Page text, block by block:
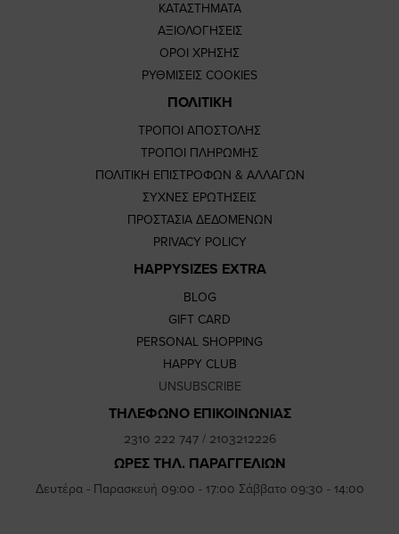
ΚΑΤΑΣΤΗΜΑΤΑ
ΑΞΙΟΛΟΓΗΣΕΙΣ
ΟΡΟΙ ΧΡΗΣΗΣ
ΡΥΘΜΙΣΕΙΣ COOKIES
ΠΟΛΙΤΙΚΗ
ΤΡΟΠΟΙ ΑΠΟΣΤΟΛΗΣ
ΤΡΟΠΟΙ ΠΛΗΡΩΜΗΣ
ΠΟΛΙΤΙΚΗ ΕΠΙΣΤΡΟΦΩΝ & ΑΛΛΑΓΩΝ
ΣΥΧΝΕΣ ΕΡΩΤΗΣΕΙΣ
ΠΡΟΣΤΑΣΙΑ ΔΕΔΟΜΕΝΩΝ
PRIVACY POLICY
HAPPYSIZES EXTRA
BLOG
GIFT CARD
PERSONAL SHOPPING
HAPPY CLUB
UNSUBSCRIBE
ΤΗΛΕΦΩΝΟ ΕΠΙΚΟΙΝΩΝΙΑΣ
2310 222 747/ 2103212226
ΩΡΕΣ ΤΗΛ. ΠΑΡΑΓΓΕΛΙΩΝ
Δευτέρα - Παρασκευή 09:00 - 17:00 Σάββατο 09:30 - 14:00